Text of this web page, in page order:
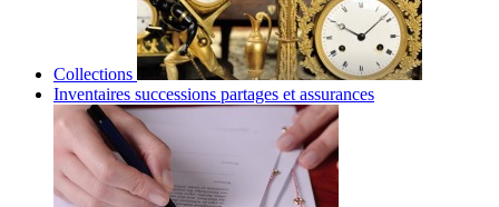
Collections
Inventaires successions partages et assurances